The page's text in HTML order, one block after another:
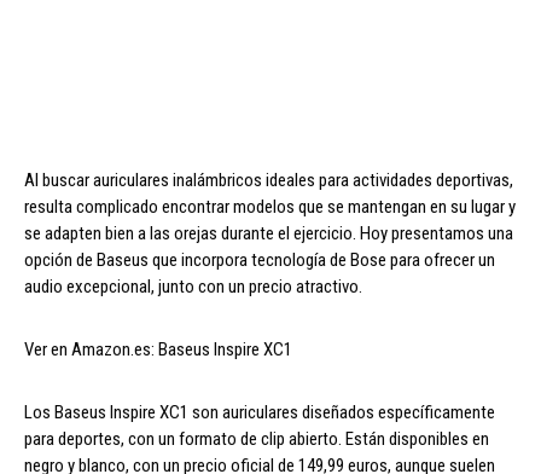
Al buscar auriculares inalámbricos ideales para actividades deportivas,
resulta complicado encontrar modelos que se mantengan en su lugar y
se adapten bien a las orejas durante el ejercicio. Hoy presentamos una
opción de Baseus que incorpora tecnología de Bose para ofrecer un
audio excepcional, junto con un precio atractivo.
Ver en Amazon.es: Baseus Inspire XC1
Los Baseus Inspire XC1 son auriculares diseñados específicamente
para deportes, con un formato de clip abierto. Están disponibles en
negro y blanco, con un precio oficial de 149,99 euros, aunque suelen